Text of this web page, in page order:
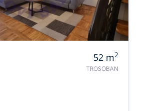
52 m2
TROSOBAN